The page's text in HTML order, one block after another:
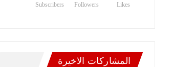
Likes
Followers
Subscribers
المشاركات الاخيرة